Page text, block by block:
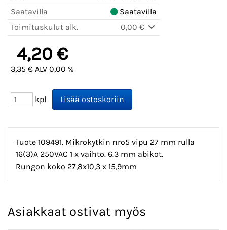
Saatavilla
Saatavilla
Toimituskulut alk.
0,00 €
4,20 €
3,35 € ALV 0,00 %
kpl
Tuote 109491. Mikrokytkin nro5 vipu 27 mm rulla
16(3)A 250VAC 1 x vaihto. 6.3 mm abikot.
Rungon koko 27,8x10,3 x 15,9mm
Asiakkaat ostivat myös